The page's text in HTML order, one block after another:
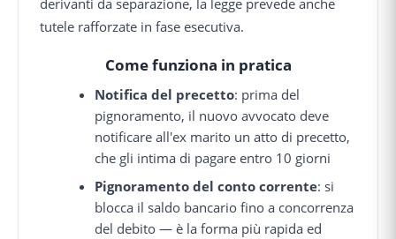
tutele rafforzate in fase esecutiva.
Come funziona in pratica
Notifica del precetto: prima del
pignoramento, il nuovo avvocato deve
notificare all'ex marito un atto di precetto,
che gli intima di pagare entro 10 giorni
Pignoramento del conto corrente: si
blocca il saldo bancario fino a concorrenza
del debito — è la forma più rapida ed